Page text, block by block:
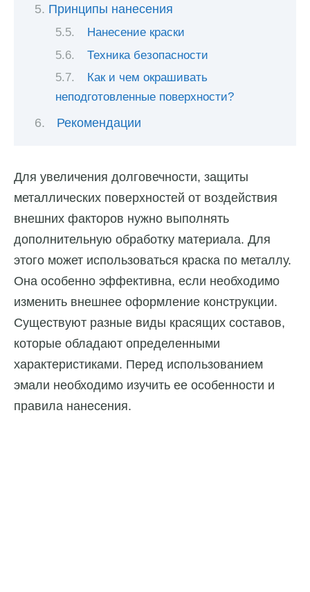
Принципы нанесения
Нанесение краски
Техника безопасности
Как и чем окрашивать
неподготовленные поверхности?
Рекомендации
Для увеличения долговечности, защиты
металлических поверхностей от воздействия
внешних факторов нужно выполнять
дополнительную обработку материала. Для
этого может использоваться краска по металлу.
Она особенно эффективна, если необходимо
изменить внешнее оформление конструкции.
Существуют разные виды красящих составов,
которые обладают определенными
характеристиками. Перед использованием
эмали необходимо изучить ее особенности и
правила нанесения.